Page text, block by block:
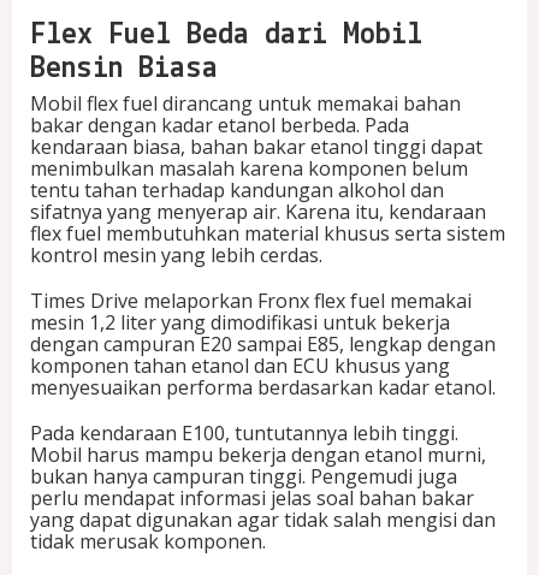
Flex Fuel Beda dari Mobil
Bensin Biasa
Mobil flex fuel dirancang untuk memakai bahan
bakar dengan kadar etanol berbeda. Pada
kendaraan biasa, bahan bakar etanol tinggi dapat
menimbulkan masalah karena komponen belum
tentu tahan terhadap kandungan alkohol dan
sifatnya yang menyerap air. Karena itu, kendaraan
flex fuel membutuhkan material khusus serta sistem
kontrol mesin yang lebih cerdas.
Times Drive melaporkan Fronx flex fuel memakai
mesin 1,2 liter yang dimodifikasi untuk bekerja
dengan campuran E20 sampai E85, lengkap dengan
komponen tahan etanol dan ECU khusus yang
menyesuaikan performa berdasarkan kadar etanol.
Pada kendaraan E100, tuntutannya lebih tinggi.
Mobil harus mampu bekerja dengan etanol murni,
bukan hanya campuran tinggi. Pengemudi juga
perlu mendapat informasi jelas soal bahan bakar
yang dapat digunakan agar tidak salah mengisi dan
tidak merusak komponen.